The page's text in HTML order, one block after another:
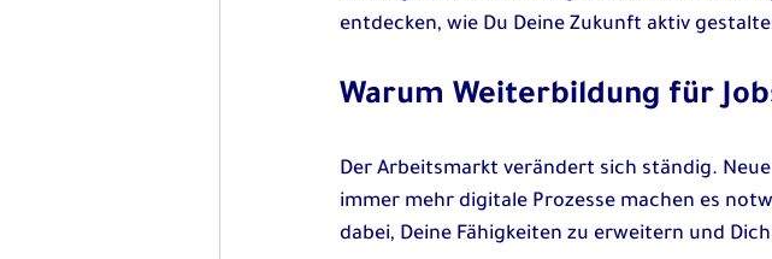
entdecken, wie Du Deine Zukunft aktiv
Warum Weiterbildung für
Der Arbeitsmarkt verändert sich ständig.
immer mehr digitale Prozesse machen es
dabei, Deine Fähigkeiten zu erweitern und